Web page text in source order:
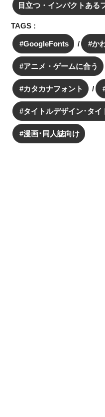
目立つ・インパクトある
TAGS :
GoogleFonts か
アニメ・ゲームに合う
カタカナフォント
タイトルデザイン･タイ
漫画･同人誌向け